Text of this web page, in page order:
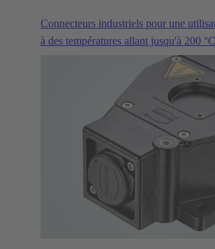
Connecteurs industriels pour une
à des températures allant jusqu'à 200 °C